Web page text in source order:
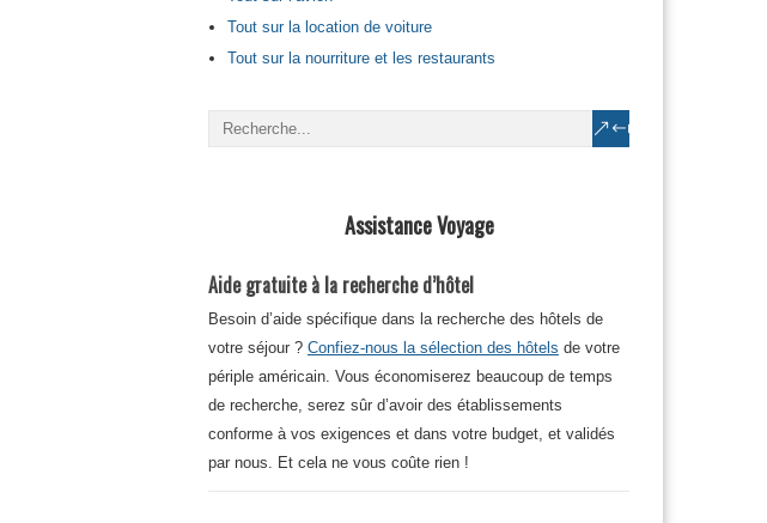
Tout sur la location de voiture
Tout sur la nourriture et les restaurants
Assistance Voyage
Aide gratuite à la recherche d’hôtel
Besoin d’aide spécifique dans la recherche des hôtels de
votre séjour ? Confiez-nous la sélection des hôtels de votre
périple américain. Vous économiserez beaucoup de temps
de recherche, serez sûr d’avoir des établissements
conforme à vos exigences et dans votre budget, et validés
par nous. Et cela ne vous coûte rien !